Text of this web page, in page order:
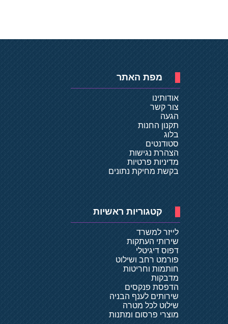
מפת האתר
אודותינו
צור קשר
הגעה
תקנון החנות
בלוג
סטודנטים
הצהרת נגישות
מדיניות פרטיות
בקשת מחיקת נתונים
קטגוריות ראשיות
לייזר למשרד
שירותי העתקות
דפוס דיגיטלי
פורמט רחב ושילוט
חותמות וחריטות
מדבקות
הדפסת פנקסים
שירותים לענף הבניה
שילוט לכל מטרה
מוצרי פרסום ומתנות